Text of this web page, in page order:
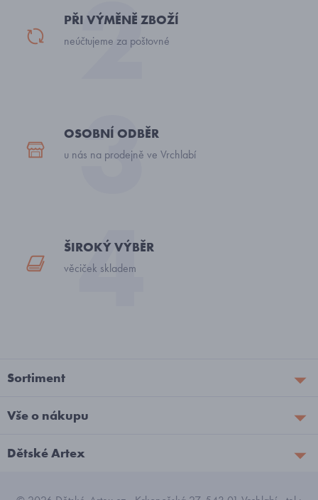
PŘI VÝMĚNĚ ZBOŽÍ
neúčtujeme za poštovné
OSOBNÍ ODBĚR
u nás na prodejně ve Vrchlabí
ŠIROKÝ VÝBĚR
věciček skladem
Sortiment
Vše o nákupu
Dětské Artex